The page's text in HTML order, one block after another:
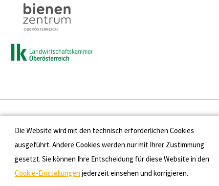
Presse
Kontakt
Datenschutz
Die Website wird mit den technisch erforderlichen Cookies
ausgeführt. Andere Cookies werden nur mit Ihrer Zustimmung
gesetzt. Sie können Ihre Entscheidung für diese Website in den
Cookie-Einstellungen jederzeit einsehen und korrigieren.